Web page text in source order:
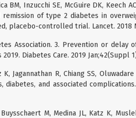
BM, Inzucchi SE, McGuire DK, Keech
of type 2 diabetes in
placebo-controlled trial. Lancet. 2018
Association. 3. Prevention or
Diabetes Care. 2019 Jan;42(Suppl
K, Jagannathan R, Chiang SS,
diabetes, and associated
Buysschaert M, Medina JL, Katz K,